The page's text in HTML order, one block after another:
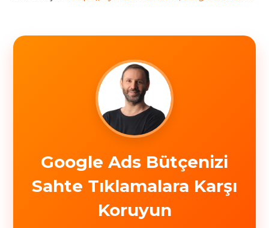
Google Ads Bütçenizi
Sahte Tıklamalara Karşı
Koruyun